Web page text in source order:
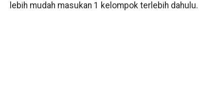
lebih mudah masukan 1 kelompok terlebih dahulu.